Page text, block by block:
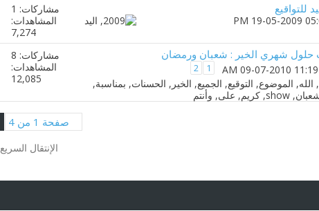
للتواقيع
مشاركات: 1
المشاهدات:
7,274
حلول شهري الخير : شعبان ورمضان
1
2
مشاركات: 8
المشاهدات:
12,085
صفحة 1 من 4
الإنتقال السريع